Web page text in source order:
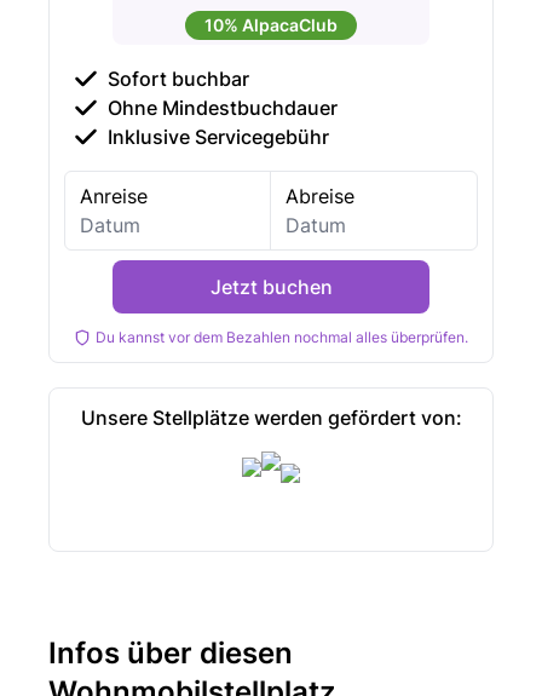
10% AlpacaClub
Sofort buchbar
Ohne Mindestbuchdauer
Inklusive Servicegebühr
Anreise Abreise
Jetzt buchen
Du kannst vor dem Bezahlen nochmal alles überprüfen.
Unsere Stellplätze werden gefördert von:
Infos über diesen